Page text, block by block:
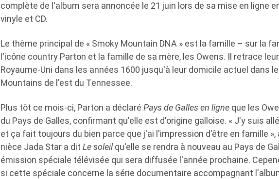
complète de l'album sera annoncée le 21 juin lors de sa mise en ligne
vinyle et CD.
Le thème principal de « Smoky Mountain DNA » est la famille – sur la
l'icône country Parton et la famille de sa mère, les Owens. Il retrace
Royaume-Uni dans les années 1600 jusqu'à leur domicile actuel dans
Mountains de l'est du Tennessee.
Plus tôt ce mois-ci, Parton a déclaré Pays de Galles en ligne que les
du Pays de Galles, confirmant qu'elle est d'origine galloise. « J'y suis
et ça fait toujours du bien parce que j'ai l'impression d'être en famille »,
nièce Jada Star a dit Le soleilqu'elle se rendra à nouveau au Pays de
émission spéciale télévisée qui sera diffusée l'année prochaine.
si cette spéciale concerne la série documentaire accompagnant